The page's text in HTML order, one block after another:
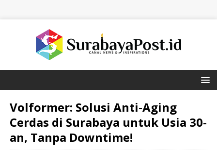
Volformer: Solusi Anti-Aging
Cerdas di Surabaya untuk Usia 30-
an, Tanpa Downtime!